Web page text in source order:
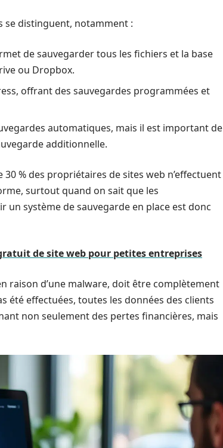
se distinguent, notamment :
de sauvegarder tous les fichiers et la base
ou Dropbox.
offrant des sauvegardes programmées et
automatiques, mais il est important de
additionnelle.
% des propriétaires de sites web n’effectuent
surtout quand on sait que les
système de sauvegarde en place est donc
de site web pour petites entreprises
raison d’une malware, doit être complètement
été effectuées, toutes les données des clients
non seulement des pertes financières, mais